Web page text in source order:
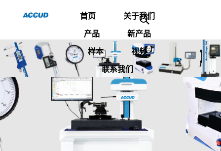
首页 关于我们
产品 新产品
样本 视频
联系我们